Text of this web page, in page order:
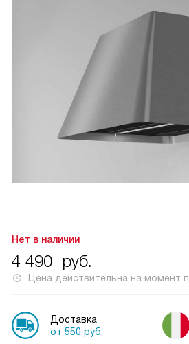
Нет в наличии
4 490 руб.
Цена действительна на момент
Доставка
от 550 руб.